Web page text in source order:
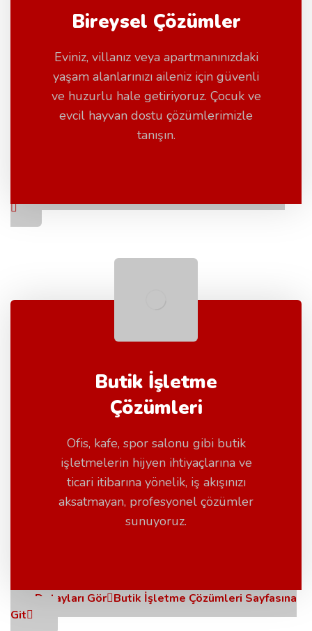
Bireysel Çözümler
Eviniz, villanız veya apartmanınızdaki
yaşam alanlarınızı aileniz için güvenli
ve huzurlu hale getiriyoruz. Çocuk ve
evcil hayvan dostu çözümlerimizle
tanışın.
Butik İşletme
Çözümleri
Ofis, kafe, spor salonu gibi butik
işletmelerin hijyen ihtiyaçlarına ve
ticari itibarına yönelik, iş akışınızı
aksatmayan, profesyonel çözümler
sunuyoruz.
Detayları Gör Butik İşletme Çözümleri Sayfasına
Git